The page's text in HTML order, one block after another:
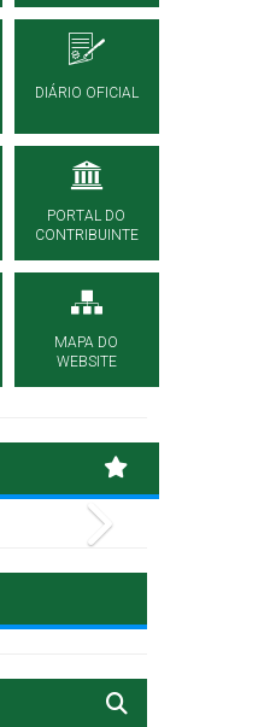
DIÁRIO OFICIAL
PORTAL DO
CONTRIBUINTE
MAPA DO
WEBSITE